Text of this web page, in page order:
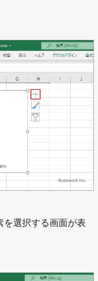
を選択する画面が表